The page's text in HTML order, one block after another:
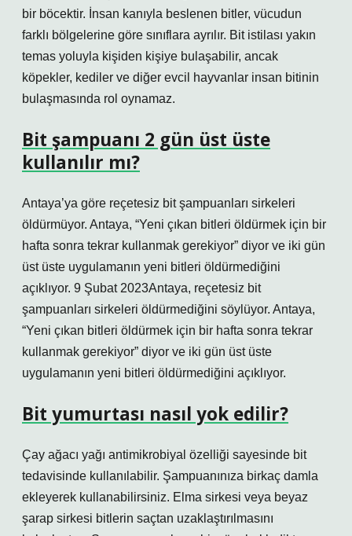
bir böcektir. İnsan kanıyla beslenen bitler, vücudun
farklı bölgelerine göre sınıflara ayrılır. Bit istilası yakın
temas yoluyla kişiden kişiye bulaşabilir, ancak
köpekler, kediler ve diğer evcil hayvanlar insan bitinin
bulaşmasında rol oynamaz.
Bit şampuanı 2 gün üst üste
kullanılır mı?
Antaya’ya göre reçetesiz bit şampuanları sirkeleri
öldürmüyor. Antaya, “Yeni çıkan bitleri öldürmek için bir
hafta sonra tekrar kullanmak gerekiyor” diyor ve iki gün
üst üste uygulamanın yeni bitleri öldürmediğini
açıklıyor. 9 Şubat 2023Antaya, reçetesiz bit
şampuanları sirkeleri öldürmediğini söylüyor. Antaya,
“Yeni çıkan bitleri öldürmek için bir hafta sonra tekrar
kullanmak gerekiyor” diyor ve iki gün üst üste
uygulamanın yeni bitleri öldürmediğini açıklıyor.
Bit yumurtası nasıl yok edilir?
Çay ağacı yağı antimikrobiyal özelliği sayesinde bit
tedavisinde kullanılabilir. Şampuanınıza birkaç damla
ekleyerek kullanabilirsiniz. Elma sirkesi veya beyaz
şarap sirkesi bitlerin saçtan uzaklaştırılmasını